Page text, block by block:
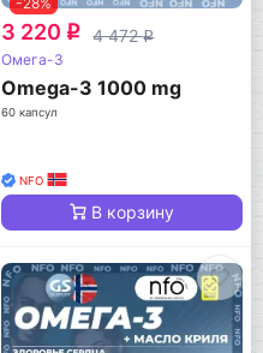
3 220 q 4 472q
Омега-3
Omega-3 1000 mg
60 капсул
NFO
В корзину